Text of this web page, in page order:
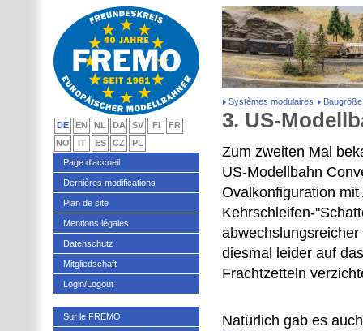
Systèmes modulaires
3. US-
Zum zweiten Mal
US-Modellbahn
Ovalkonfiguration
Kehrschleifen-
diesmal leider auf
Frachtzetteln
Natürlich gab es
DE EN NL DA SV FI
FR
NO
IT ES CZ
PL
Page d'accueil
Dernières modifications
Plan de site
Mentions légales
Datenschutz
Mitgliedschaft
Login/Logout
Sur le FREMO